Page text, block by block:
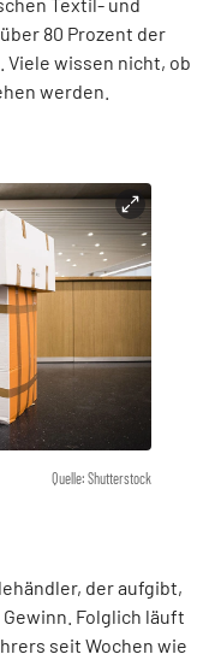
80 Prozent der
wissen nicht, ob
werden.
Quelle: Shutterstock
der aufgibt,
Folglich läuft
seit Wochen wie